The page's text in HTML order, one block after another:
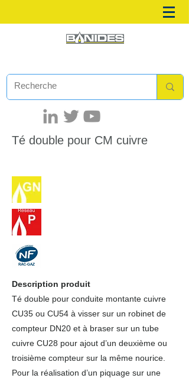
Té double pour CM cuivre
Description produit
Té double pour conduite montante cuivre
CU35 ou CU54 à visser sur un robinet de
compteur DN20 et à braser sur un tube
cuivre CU28 pour ajout d’un deuxième ou
troisième compteur sur la même nourice.
Pour la réalisation d’un piquage sur une